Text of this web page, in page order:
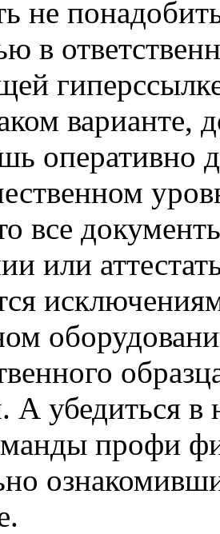
не
в
варианте,
оперативно
все
или
убедиться в
профи